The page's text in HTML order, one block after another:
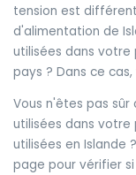
tension est
d'alimentation de
utilisées dans votre
pays ? Dans ce
Vous n'êtes pas
utilisées dans votre
utilisées en Islande
page pour vérifier